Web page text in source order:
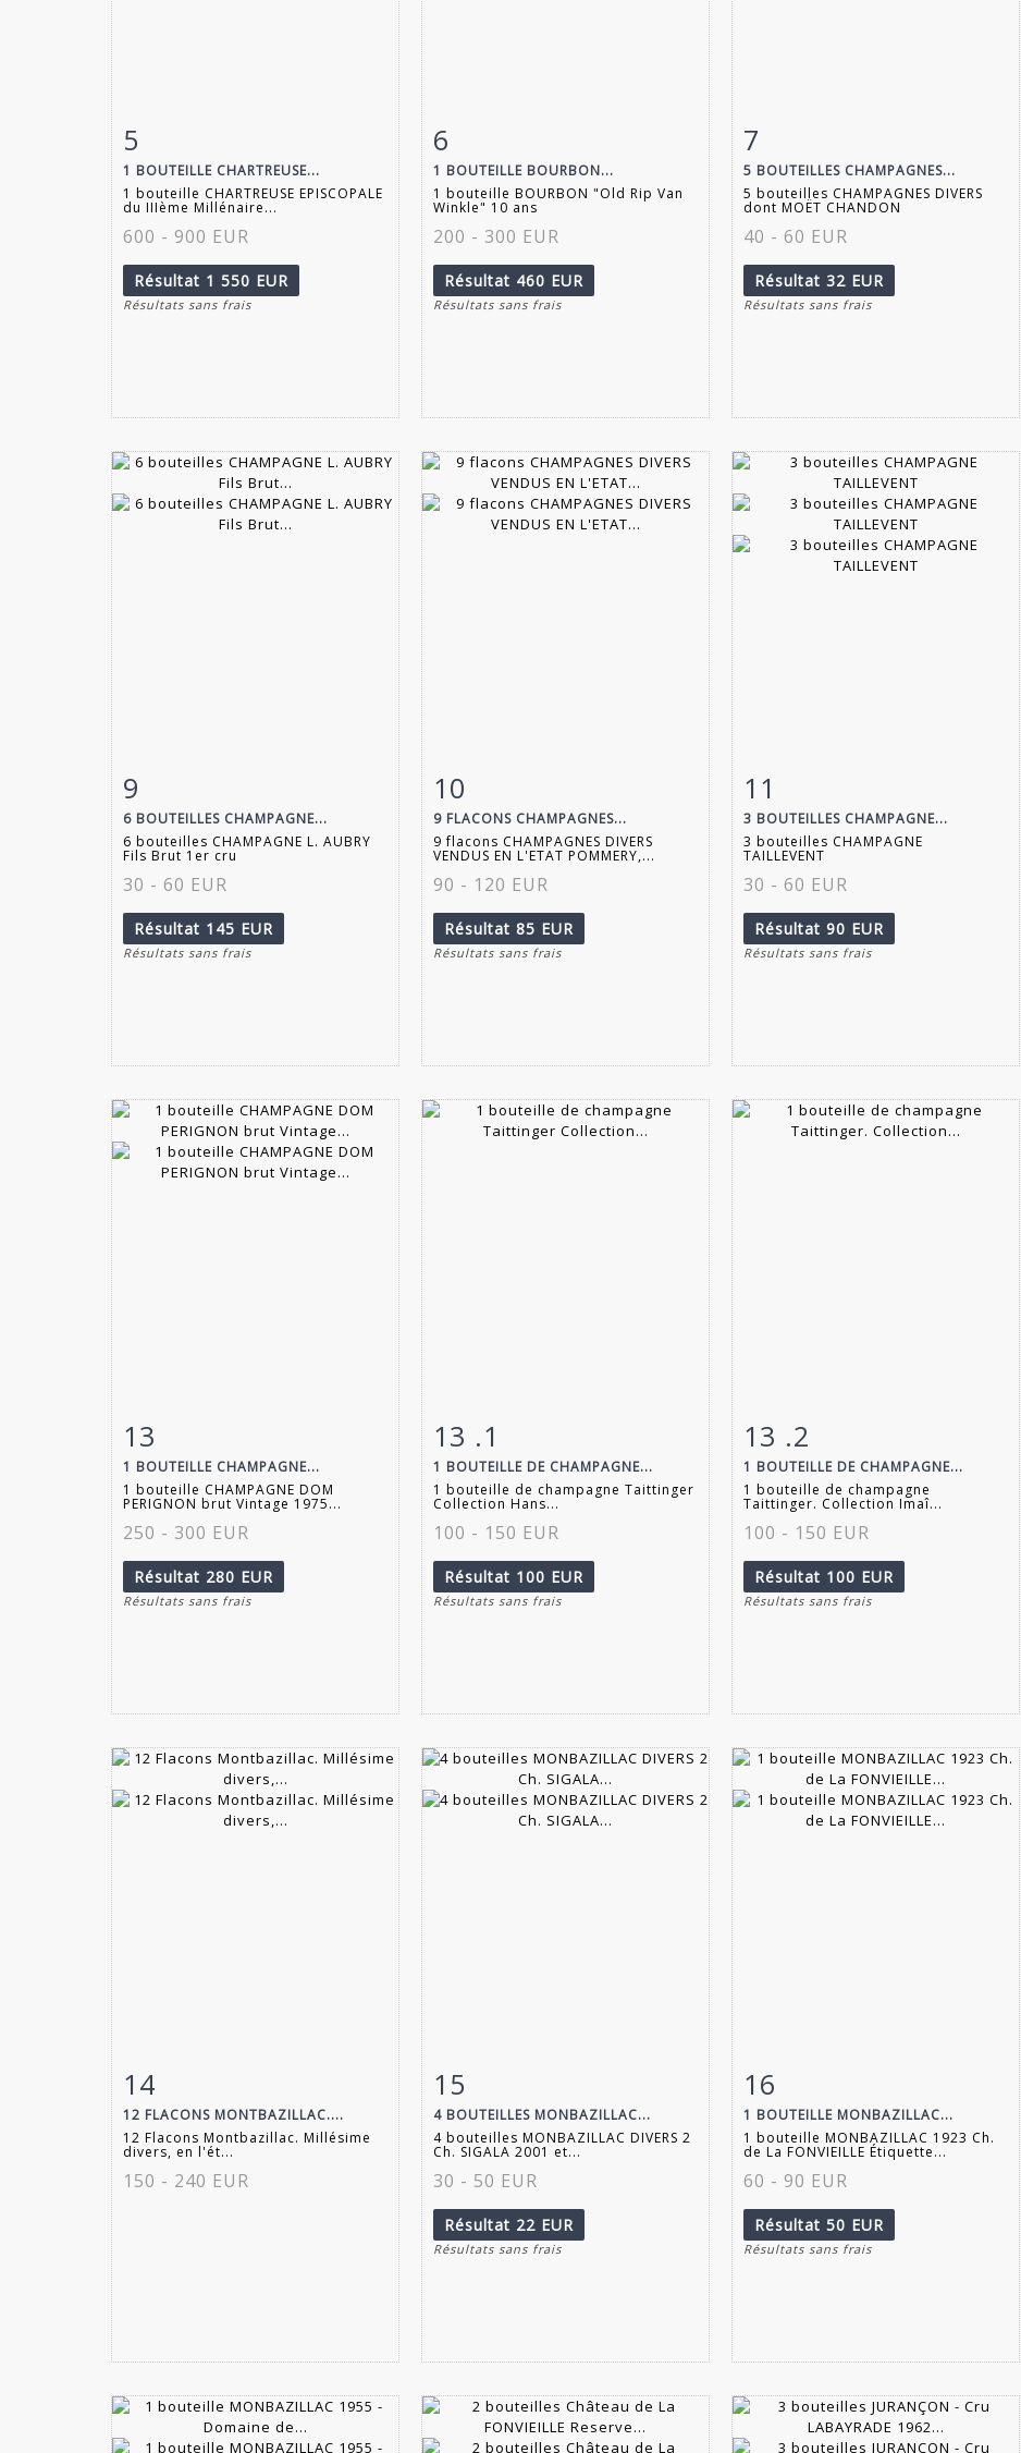
Fiche détaillée
5
1 BOUTEILLE CHARTREUSE...
1 bouteille CHARTREUSE EPISCOPALE
du IIIème Millénaire...
600 - 900 EUR
Résultat 1 550 EUR
Résultats sans frais
Fiche détaillée
6
1 BOUTEILLE BOURBON...
1 bouteille BOURBON "Old Rip Van
Winkle" 10 ans
200 - 300 EUR
Résultat 460 EUR
Résultats sans frais
Fiche détaillée
7
5 BOUTEILLES CHAMPAGNES...
5 bouteilles CHAMPAGNES DIVERS
dont MOËT CHANDON
40 - 60 EUR
Résultat 32 EUR
Résultats sans frais
Fiche détaillée
9
6 BOUTEILLES CHAMPAGNE...
6 bouteilles CHAMPAGNE L. AUBRY
Fils Brut 1er cru
30 - 60 EUR
Résultat 145 EUR
Résultats sans frais
Fiche détaillée
10
9 FLACONS CHAMPAGNES...
9 flacons CHAMPAGNES DIVERS
VENDUS EN L'ETAT POMMERY,...
90 - 120 EUR
Résultat 85 EUR
Résultats sans frais
Fiche détaillée
11
3 BOUTEILLES CHAMPAGNE...
3 bouteilles CHAMPAGNE
TAILLEVENT
30 - 60 EUR
Résultat 90 EUR
Résultats sans frais
Fiche détaillée
13
1 BOUTEILLE CHAMPAGNE...
1 bouteille CHAMPAGNE DOM
PERIGNON brut Vintage 1975...
250 - 300 EUR
Résultat 280 EUR
Résultats sans frais
Fiche détaillée
13 .1
1 BOUTEILLE DE CHAMPAGNE...
1 bouteille de champagne Taittinger
Collection Hans...
100 - 150 EUR
Résultat 100 EUR
Résultats sans frais
Fiche détaillée
13 .2
1 BOUTEILLE DE CHAMPAGNE...
1 bouteille de champagne
Taittinger. Collection Imaî...
100 - 150 EUR
Résultat 100 EUR
Résultats sans frais
Fiche détaillée
14
12 FLACONS MONTBAZILLAC....
12 Flacons Montbazillac. Millésime
divers, en l'ét...
150 - 240 EUR
Fiche détaillée
15
4 BOUTEILLES MONBAZILLAC...
4 bouteilles MONBAZILLAC DIVERS 2
Ch. SIGALA 2001 et...
30 - 50 EUR
Résultat 22 EUR
Résultats sans frais
Fiche détaillée
16
1 BOUTEILLE MONBAZILLAC...
1 bouteille MONBAZILLAC 1923 Ch.
de La FONVIEILLE Étiquette...
60 - 90 EUR
Résultat 50 EUR
Résultats sans frais